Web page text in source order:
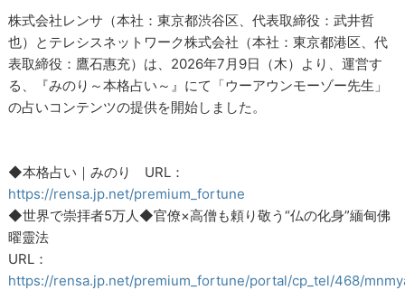
株式会社レンサ（本社：東京都渋谷区、代表取締役：武井哲
也）とテレシスネットワーク株式会社（本社：東京都港区、代
表取締役：鷹石惠充）は、2026年7月9日（木）より、運営す
る、『みのり～本格占い～』にて「ウーアウンモーゾー先生」
の占いコンテンツの提供を開始しました。
◆本格占い｜みのり URL：
https://rensa.jp.net/premium_fortune
◆世界で崇拝者5万人◆官僚×高僧も頼り敬う“仏の化身”緬甸佛
曜靈法
URL：
https://rensa.jp.net/premium_fortune/portal/cp_tel/468/